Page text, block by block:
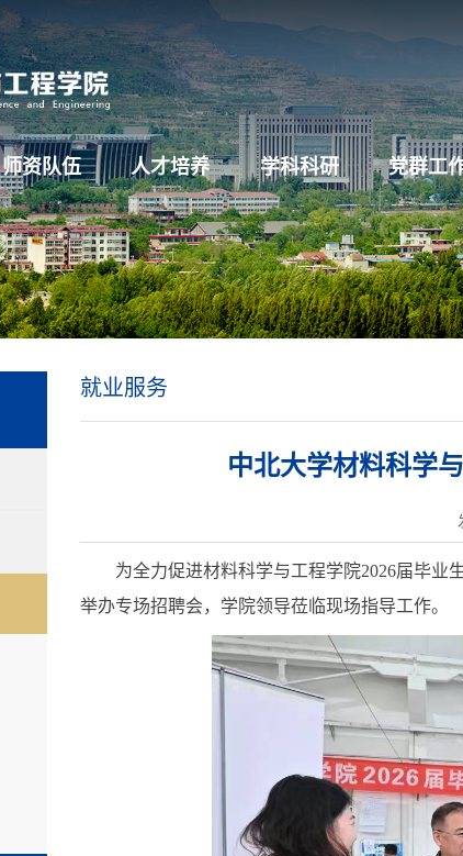
师资队伍 人才培养 学科科研 党群工
就业服务
中北大学材料科学
为全力促进材料科学与工程学院2026届毕业
举办专场招聘会，学院领导莅临现场指导工作。